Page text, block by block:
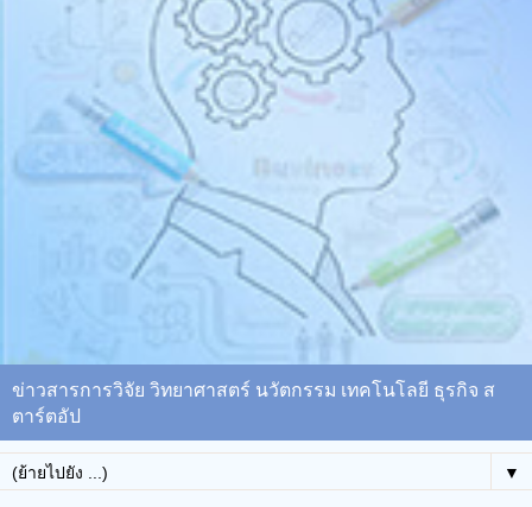
ข่าวสารการวิจัย วิทยาศาสตร์ นวัตกรรม เทคโนโลยี ธุรกิจ ส
ตาร์ตอัป
▼